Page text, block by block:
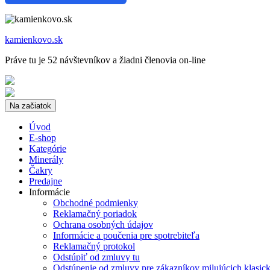
kamienkovo.sk
Práve tu je 52 návštevníkov a žiadni členovia on-line
Na začiatok
Úvod
E-shop
Kategórie
Minerály
Čakry
Predajne
Informácie
Obchodné podmienky
Reklamačný poriadok
Ochrana osobných údajov
Informácie a poučenia pre spotrebiteľa
Reklamačný protokol
Odstúpiť od zmluvy tu
Odstúpenie od zmluvy pre zákazníkov milujúcich